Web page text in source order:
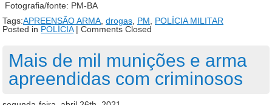
Fotografia/fonte: PM-BA
Tags:APREENSÃO ARMA, drogas, PM, POLÍCIA MILITAR
Posted in POLÍCIA| Comments Closed
Mais de mil munições e arma
apreendidas com criminosos